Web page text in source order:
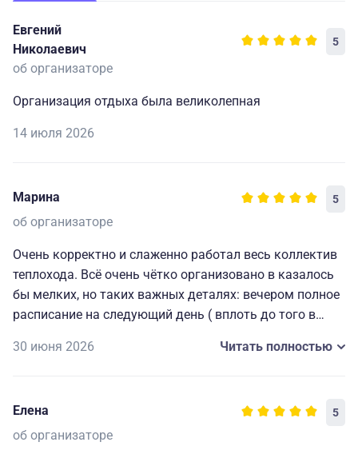
Евгений
Николаевич
5
об организаторе
Организация отдыха была великолепная
14 июля 2026
Марина 5
об организаторе
Очень корректно и слаженно работал весь коллектив
теплохода. Всё очень чётко организовано в казалось
бы мелких, но таких важных деталях: вечером полное
расписание на следующий день ( вплоть до того в
работающие наушники для экскурсий и т. д. Мелочи,
капитану и всему составу за прекрасно
организованный отдых.🥰
30 июня 2026 Читать полностью
Елена 5
об организаторе